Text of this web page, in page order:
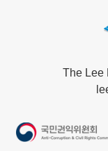
The Lee